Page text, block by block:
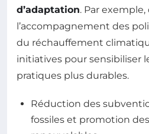
d’adaptation. Par
l’accompagnement des
du réchauffement
initiatives pour sensibiliser
pratiques plus durables.
Réduction des
fossiles et promotion